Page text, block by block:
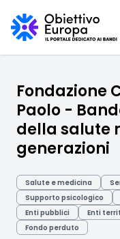
Fondazione
Paolo -
della salute
generazioni
Salute e medicina
Supporto psicologico
Enti pubblici
Enti
Fondo perduto